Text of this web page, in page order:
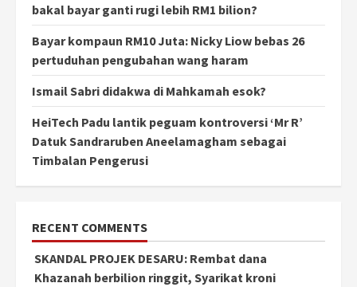
bakal bayar ganti rugi lebih RM1 bilion?
Bayar kompaun RM10 Juta: Nicky Liow bebas 26
pertuduhan pengubahan wang haram
Ismail Sabri didakwa di Mahkamah esok?
HeiTech Padu lantik peguam kontroversi ‘Mr R’
Datuk Sandraruben Aneelamagham sebagai
Timbalan Pengerusi
RECENT COMMENTS
SKANDAL PROJEK DESARU: Rembat dana
Khazanah berbilion ringgit, Syarikat kroni